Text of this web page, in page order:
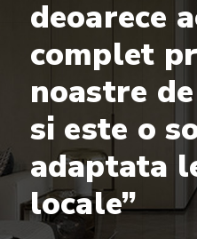
deoarece
complet
noastre de
si este o
adaptata
locale”